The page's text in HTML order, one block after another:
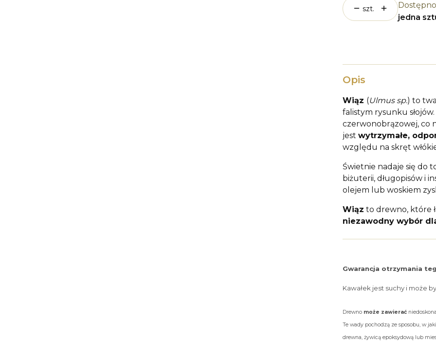
szt.
jedna
Opis
Wiąz (Ulmus sp.) to
falistym rysunku
czerwonobrązowej, co
jest wytrzymałe,
względu na skręt
Świetnie nadaje się do
biżuterii, długopisów i
olejem lub woskiem
Wiąz to drewno, które
niezawodny wybór
Gwarancja otrzymania
Kawałek jest suchy i może
Drewno może zawierać
Te wady pochodzą ze sposobu, w
drewna, żywicą epoksydową lub